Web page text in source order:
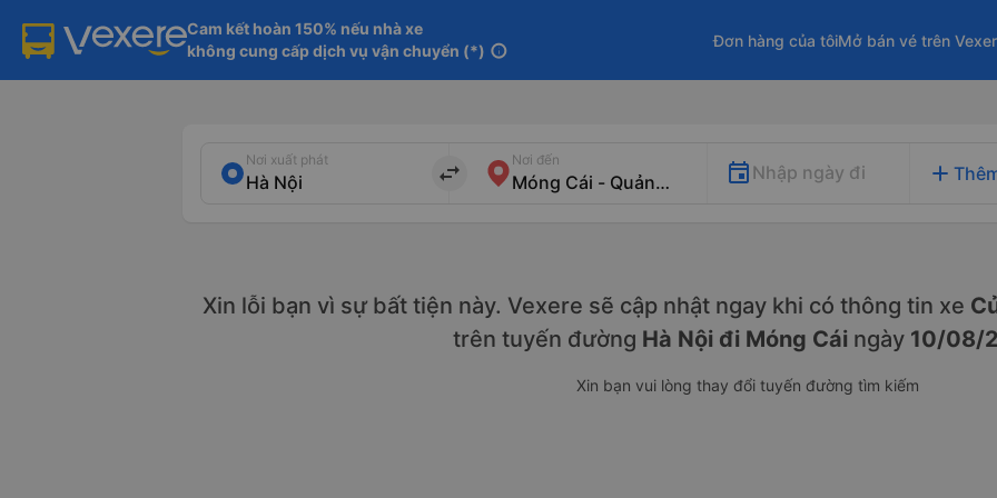
Cam kết hoàn 150% nếu nhà xe
không cung cấp dịch vụ vận chuyển (*) info
Đơn hàng của tôiMở bán vé trên
Nơi xuất phát
import_export
Nơi đến
Nhập ngày đi add
Xin lỗi bạn vì sự bất tiện này. Vexere sẽ cập nhật ngay khi có thông tin xe
trên tuyến đường Hà Nội đi Móng Cái ngày 10/08/
Xin bạn vui lòng thay đổi tuyến đường tìm kiếm